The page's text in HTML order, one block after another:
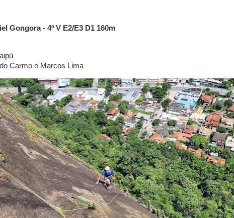
Gongora - 4º V E2/E3 D1 160m
Carmo e Marcos Lima